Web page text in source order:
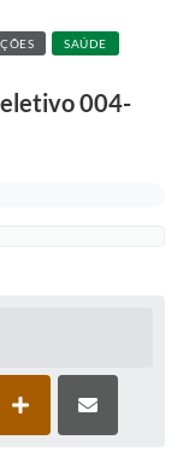
SAÚDE
004-